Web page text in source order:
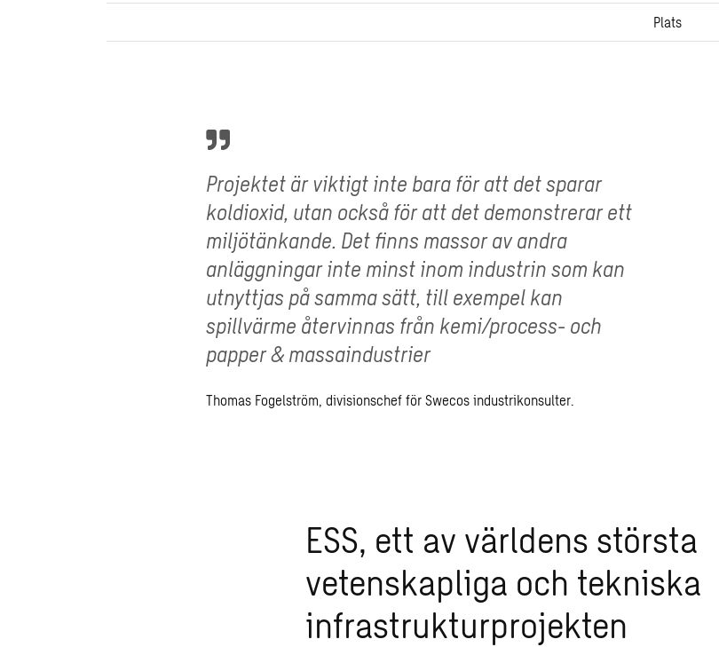
Plats
Projektet är viktigt inte bara för att det sparar
koldioxid, utan också för att det demonstrerar ett
miljötänkande. Det finns massor av andra
anläggningar inte minst inom industrin som kan
utnyttjas på samma sätt, till exempel kan
spillvärme återvinnas från kemi/process- och
papper & massaindustrier
Thomas Fogelström, divisionschef för Swecos industrikonsulter.
ESS, ett av världens största
vetenskapliga och tekniska
infrastrukturprojekten